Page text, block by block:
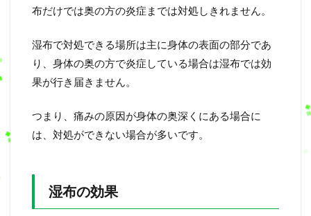
布だけでは奥の方の炎症までは対処しきれません。
湿布で対処できる場所は主に身体の表面の部分であ
り、身体の奥の方で炎症している場合は湿布では効
果が行き届きません。
つまり、痛みの原因が身体の奥深くにある場合に
は、対処ができない場合が多いです。
湿布の効果